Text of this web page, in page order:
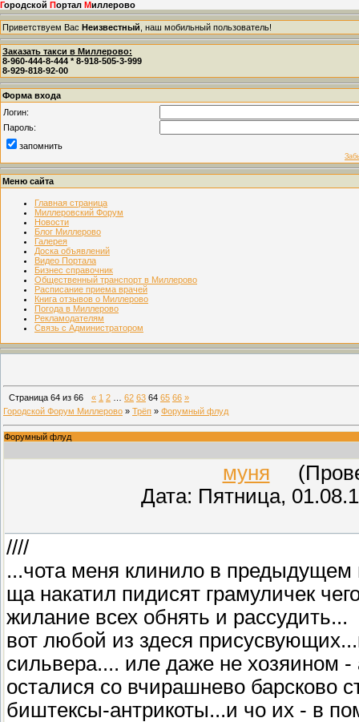
Городской Портал Миллерово
Приветствуем Вас Неизвестный , наш мобильный пользователь!
Заказать такси в Миллерово:
8-960-444-8-444 * 8-918-505-3-999
8-929-818-92-00
Форма входа
Логин:
Пароль:
запомнить
Меню сайта
Главная страница
Миллеровский Форум
Новости
Блог Миллерово
Галерея
Доска объявлений
Видео Портала
Бизнес справочник
Общественный транспорт в Миллерово
Расписание приема врачей
Книга отзывов о Миллерово
Погода в Миллерово
Рекламодателям
Связь с Администратором
Страница 64 из 66 « 1 2 62 63 64 65 66 »
Городской Форум Миллерово » Трёп » Форумный флуд
Форумный флуд
муня
Дата: Пятница,
////
...чота меня клинило в предыдущем
ща накатил пидисят грамуличек
жилание всех обнять и рассудить...
вот любой из здеся
сильвера.... иле даже не хозяином -
осталися со вчирашнево барсково
биштексы-антрикоты...и чо их - в